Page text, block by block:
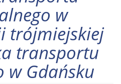
w
trójmiejskiej
transportu
w Gdańsku